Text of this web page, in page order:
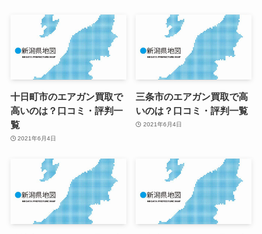
十日町市のエアガン買取で
高いのは？口コミ・評判一
覧
2021年6月4日
三条市のエアガン買取で高
いのは？口コミ・評判一覧
2021年6月4日